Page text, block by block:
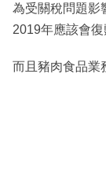
為受關稅問題影
2019年應該會復
而且豬肉食品業